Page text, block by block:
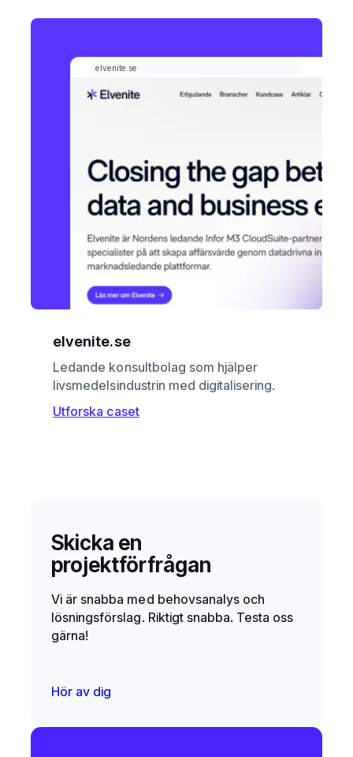
elvenite.se
Ledande konsultbolag som hjälper
livsmedelsindustrin med digitalisering.
Utforska caset
Skicka en
projektförfrågan
Vi är snabba med behovsanalys och
lösningsförslag. Riktigt snabba. Testa oss
gärna!
Hör av dig